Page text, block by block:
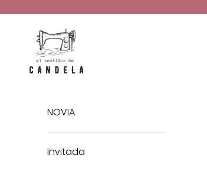
El Vestidor de Candela
NOVIA
Invitada